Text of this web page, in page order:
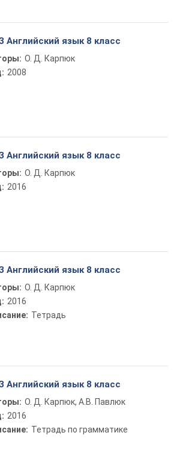
Английский язык 8 класс
О. Д. Карпюк
2008
Английский язык 8 класс
О. Д. Карпюк
2016
Английский язык 8 класс
О. Д. Карпюк
2016
Тетрадь
Английский язык 8 класс
О. Д. Карпюк, А.В. Павлюк
2016
Тетрадь по грамматике